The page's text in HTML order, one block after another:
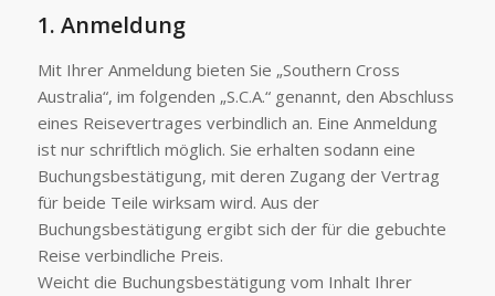
1. Anmeldung
Mit Ihrer Anmeldung bieten Sie „Southern Cross
Australia“, im folgenden „S.C.A.“ genannt, den Abschluss
eines Reisevertrages verbindlich an. Eine Anmeldung
ist nur schriftlich möglich. Sie erhalten sodann eine
Buchungsbestätigung, mit deren Zugang der Vertrag
für beide Teile wirksam wird. Aus der
Buchungsbestätigung ergibt sich der für die gebuchte
Reise verbindliche Preis.
Weicht die Buchungsbestätigung vom Inhalt Ihrer